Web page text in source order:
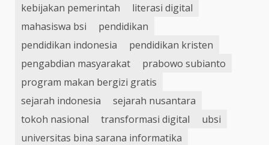
kebijakan pemerintah
literasi digital
mahasiswa bsi
pendidikan
pendidikan indonesia
pendidikan kristen
pengabdian masyarakat
prabowo subianto
program makan bergizi gratis
sejarah indonesia
sejarah nusantara
tokoh nasional
transformasi digital
ubsi
universitas bina sarana informatika